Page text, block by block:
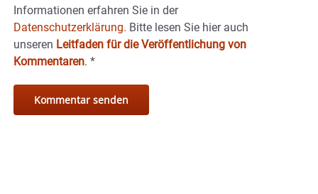
Informationen erfahren Sie in der
Datenschutzerklärung. Bitte lesen Sie hier auch
unseren Leitfaden für die Veröffentlichung von
Kommentaren. *